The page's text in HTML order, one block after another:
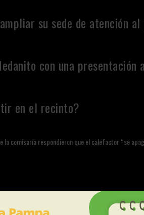
su sede de atención
con una presentación
en el recinto?
comisaría respondieron que el calefactor “se